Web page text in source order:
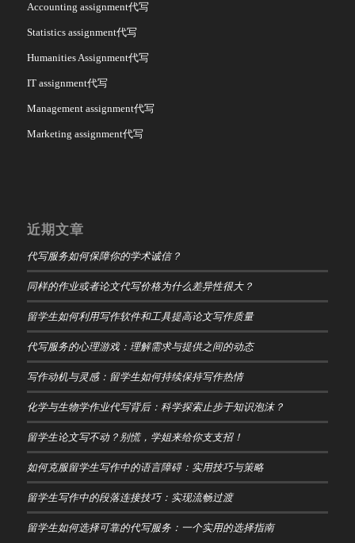
Accounting assignment代写
Statistics assignment代写
Humanities Assignment代写
IT assignment代写
Management assignment代写
Marketing assignment代写
近期文章
代写服务如何保障你的学术诚信？
同样的作业或者论文代写价格为什么差异性很大？
留学生如何利用写作软件和工具提高论文写作质量
代写服务的心理游戏：理解需求与提供之间的动态
写作动机与灵感：留学生如何持续保持写作热情
化学与生物学作业代写背后：科学探索止步于知识泡沫？
留学生论文写不动？别慌，学姐来给你支支招！
如何克服留学生写作中的语言障碍：实用技巧与策略
留学生写作中的段落连接技巧：实现流畅过渡
留学生如何选择可靠的代写服务：一个实用的选择指南